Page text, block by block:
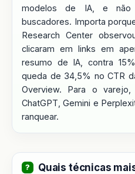
modelos de IA, e não
buscadores. Importa
Research Center
clicaram em links em
resumo de IA, contra
queda de 34,5% no CTR
Overview. Para o
ChatGPT, Gemini e
ranquear.
Quais técnicas